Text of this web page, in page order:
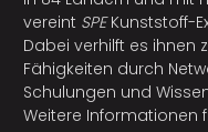
vereint SPEKunststoff-
Dabei verhilft es ihnen
Fähigkeiten durch
Schulungen und
Weitere Informationen